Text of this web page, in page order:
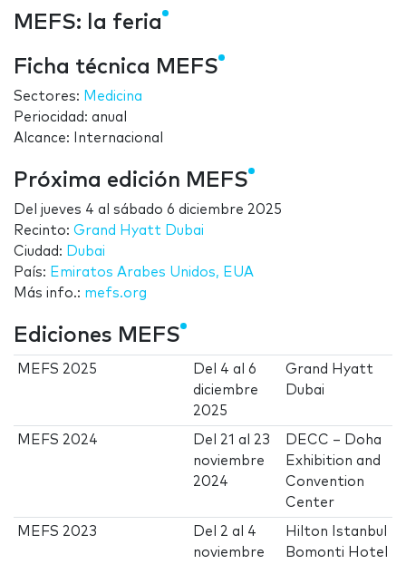
MEFS: la feria
Ficha técnica MEFS
Sectores: Medicina
Periocidad: anual
Alcance: Internacional
Próxima edición MEFS
Del jueves 4 al sábado 6 diciembre 2025
Recinto: Grand Hyatt Dubai
Ciudad: Dubai
País: Emiratos Arabes Unidos, EUA
Más info.: mefs.org
Ediciones MEFS
MEFS 2025 Del 4 al6
diciembre
2025
Grand Hyatt
Dubai
MEFS 2024 Del 21 al 23
noviembre
2024
DECC – Doha
Exhibition and
Convention
Center
MEFS 2023 Del 2 al 4
noviembre
Hilton Istanbul
Bomonti Hotel